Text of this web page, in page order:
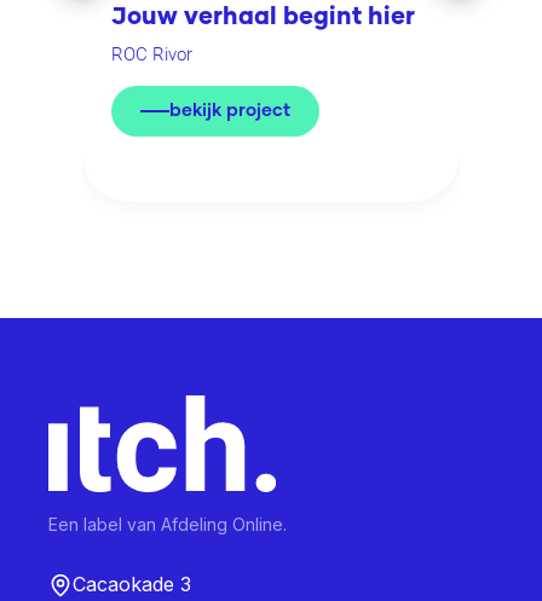
Jouw verhaal begint hier
ROC Rivor
bekijk project
Een label van Afdeling Online.
Cacaokade 3